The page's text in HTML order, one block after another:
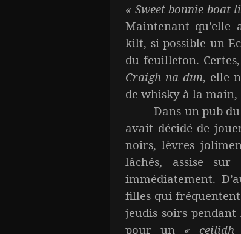
« Sweet bonnie boat
Maintenant qu’elle
kilt, si possible un
du feuilleton.
Craigh na dun, elle
de whisky à la main,
Dans un pub du
avait décidé de
noirs, lèvres
lâchés, assise
immédiatement.
filles qui
jeudis soirs pendant
pour un « ceilidh